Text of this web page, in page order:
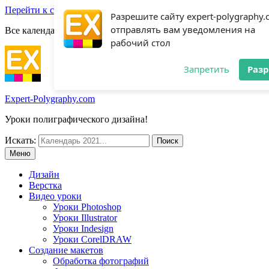
Разрешите сайту expert-
отправлять вам уведомления на
рабочий стол
Запретить
Перейти к содержимому
Все календари 2022: Посмотреть шаблоны!
Expert-Polygraphy.com
Уроки полиграфического дизайна!
Искать:
Меню
Дизайн
Верстка
Видео уроки
Уроки Photoshop
Уроки Illustrator
Уроки Indesign
Уроки CorelDRAW
Создание макетов
Обработка фотографий